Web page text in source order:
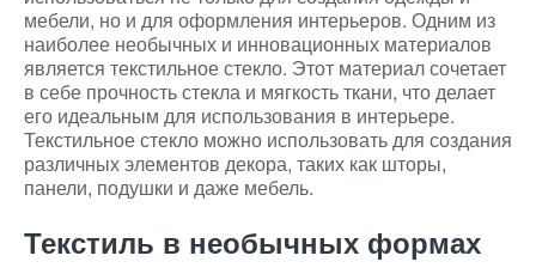
мебели, но и для оформления интерьеров. Одним из
наиболее необычных и инновационных материалов
является текстильное стекло. Этот материал сочетает
в себе прочность стекла и мягкость ткани, что делает
его идеальным для использования в интерьере.
Текстильное стекло можно использовать для создания
различных элементов декора, таких как шторы,
панели, подушки и даже мебель.
Текстиль в необычных формах